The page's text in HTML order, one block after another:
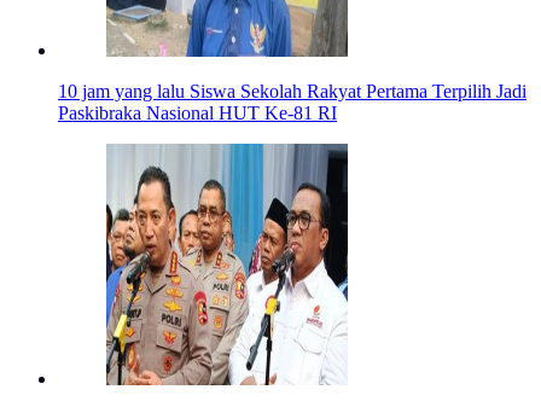
10 jam yang lalu Siswa Sekolah Rakyat Pertama Terpilih Jadi
Paskibraka Nasional HUT Ke-81 RI